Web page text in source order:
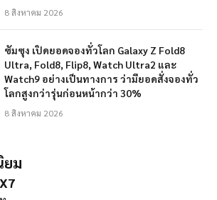
8 สิงหาคม 2026
ซัมซุง เปิดยอดจองทั่วโลก Galaxy Z Fold8
Ultra, Fold8, Flip8, Watch Ultra2 และ
Watch9 อย่างเป็นทางการ ว่ามียอดสั่งจองทั่ว
โลกสูงกว่ารุ่นก่อนหน้ากว่า 30%
8 สิงหาคม 2026
ม